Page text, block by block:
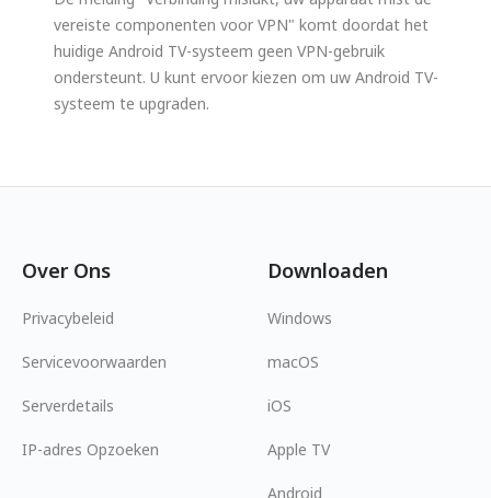
vereiste componenten voor VPN" komt doordat het
huidige Android TV-systeem geen VPN-gebruik
ondersteunt. U kunt ervoor kiezen om uw Android TV-
systeem te upgraden.
Over Ons
Privacybeleid
Servicevoorwaarden
Serverdetails
IP-adres Opzoeken
Downloaden
Windows
macOS
iOS
Apple TV
Android